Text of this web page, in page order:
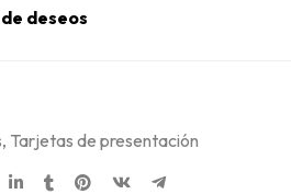
deseos
, Tarjetas de presentación